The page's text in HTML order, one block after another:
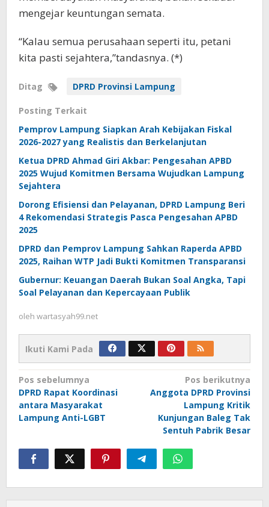
mengejar keuntungan semata.
“Kalau semua perusahaan seperti itu, petani
kita pasti sejahtera,”tandasnya. (*)
Ditag DPRD Provinsi Lampung
Posting Terkait
Pemprov Lampung Siapkan Arah Kebijakan Fiskal
2026-2027 yang Realistis dan Berkelanjutan
Ketua DPRD Ahmad Giri Akbar: Pengesahan APBD
2025 Wujud Komitmen Bersama Wujudkan Lampung
Sejahtera
Dorong Efisiensi dan Pelayanan, DPRD Lampung Beri
4 Rekomendasi Strategis Pasca Pengesahan APBD
2025
DPRD dan Pemprov Lampung Sahkan Raperda APBD
2025, Raihan WTP Jadi Bukti Komitmen Transparansi
Gubernur: Keuangan Daerah Bukan Soal Angka, Tapi
Soal Pelayanan dan Kepercayaan Publik
oleh wartasyah99.net
Ikuti Kami Pada
Navigasi
pos
Pos sebelumnya
DPRD Rapat Koordinasi
antara Masyarakat
Lampung Anti-LGBT
Pos berikutnya
Anggota DPRD Provinsi
Lampung Kritik
Kunjungan Baleg Tak
Sentuh Pabrik Besar